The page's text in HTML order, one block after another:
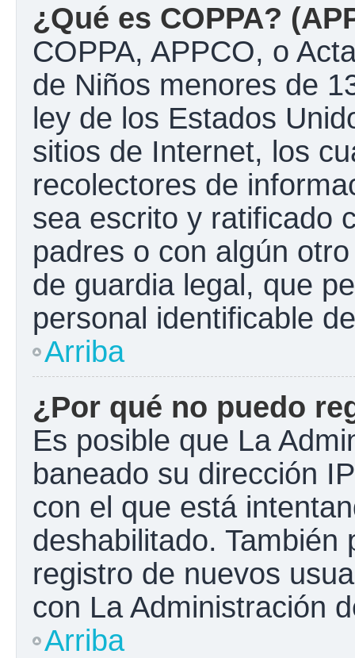
¿Qué es COPPA?
COPPA, APPCO, o
de Niños menores de
ley de los Estados
sitios de Internet, los
recolectores de
sea escrito y ratificado
padres o con algún
de guardia legal, que
personal identificable
Arriba
¿Por qué no puedo
Es posible que La
baneado su dirección
con el que está
deshabilitado.
registro de nuevos
con La Administración
Arriba